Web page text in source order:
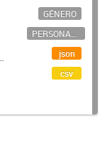
GÉNERO
PERSONAL CIENTÍFICO-TECNOLÓGICO
json
csv